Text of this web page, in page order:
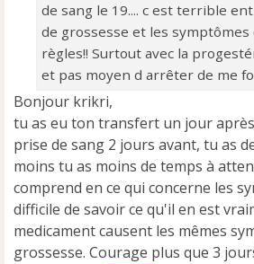
de sang le 19.... c est terrible
de grossesse et les
règles!! Surtout avec la
et pas moyen d arrêter de me
Bonjour krikri,
tu as eu ton transfert un jour
prise de sang 2 jours avant, tu as
moins tu as moins de temps à
comprend en ce qui concerne les
difficile de savoir ce qu'il en est
medicament causent les mêmes
grossesse. Courage plus que 3